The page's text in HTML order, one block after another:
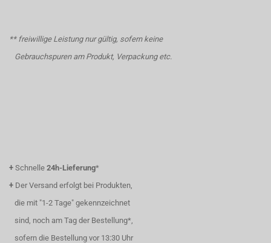
** freiwillige Leistung nur gültig, sofern keine
Gebrauchspuren am Produkt, Verpackung etc.
+ Schnelle 24h-Lieferung*
+ Der Versand erfolgt bei Produkten,
die mit "1-2 Tage" gekennzeichnet
sind, noch am Tag der Bestellung*,
sofern die Bestellung vor 13:30 Uhr